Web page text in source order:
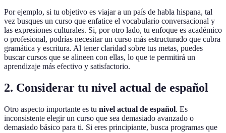
Por ejemplo, si tu objetivo es viajar a un país de habla hispana, tal
vez busques un curso que enfatice el vocabulario conversacional y
las expresiones culturales. Si, por otro lado, tu enfoque es académico
o profesional, podrías necesitar un curso más estructurado que cubra
gramática y escritura. Al tener claridad sobre tus metas, puedes
buscar cursos que se alineen con ellas, lo que te permitirá un
aprendizaje más efectivo y satisfactorio.
2. Considerar tu nivel actual de español
Otro aspecto importante es tu nivel actual de español. Es
inconsistente elegir un curso que sea demasiado avanzado o
demasiado básico para ti. Si eres principiante, busca programas que